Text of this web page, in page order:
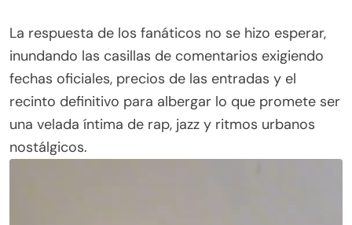
La respuesta de los fanáticos no se hizo esperar,
inundando las casillas de comentarios exigiendo
fechas oficiales, precios de las entradas y el
recinto definitivo para albergar lo que promete ser
una velada íntima de rap, jazz y ritmos urbanos
nostálgicos.